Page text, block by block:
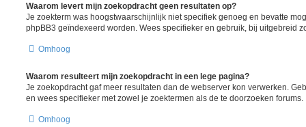
Waarom levert mijn zoekopdracht geen resultaten op?
Je zoekterm was hoogstwaarschijnlijk niet specifiek genoeg en bevatte
phpBB3 geïndexeerd worden. Wees specifieker en gebruik, bij uitgebreid
Omhoog
Waarom resulteert mijn zoekopdracht in een lege pagina?
Je zoekopdracht gaf meer resultaten dan de webserver kon verwerken.
en wees specifieker met zowel je zoektermen als de te doorzoeken forums.
Omhoog